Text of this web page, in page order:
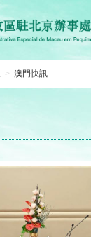
> 澳門快訊